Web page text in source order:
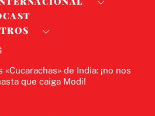
«Cucarachas» de India: ¡no nos
que caiga Modi!